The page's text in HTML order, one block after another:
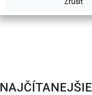
NAJČÍTANEJŠIE